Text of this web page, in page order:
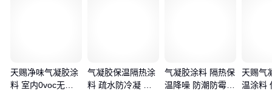
天赐净味气凝胶涂
料 室内0voc无甲
气凝胶保温隔热涂
料 疏水防冷凝 隔
气凝胶涂料 隔热保
温降噪 防潮防霉
天赐气
温涂料